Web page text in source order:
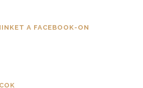
A FACEBOOK-ON